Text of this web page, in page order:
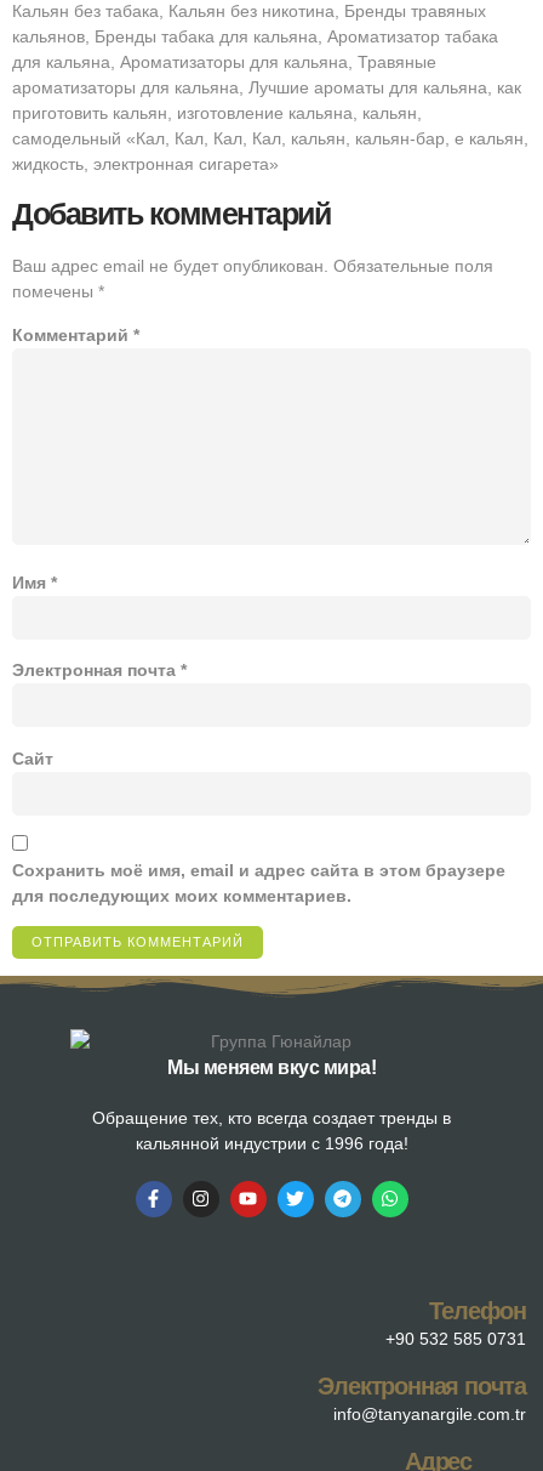
Кальян без табака, Кальян без никотина, Бренды травяных
кальянов, Бренды табака для кальяна, Ароматизатор табака
для кальяна, Ароматизаторы для кальяна, Травяные
ароматизаторы для кальяна, Лучшие ароматы для кальяна, как
приготовить кальян, изготовление кальяна, кальян,
самодельный «Кал, Кал, Кал, Кал, кальян, кальян-бар, е кальян,
жидкость, электронная сигарета»
Добавить комментарий
Ваш адрес email не будет опубликован. Обязательные поля
помечены *
Комментарий *
Имя *
Электронная почта *
Сайт
Сохранить моё имя, email и адрес сайта в этом браузере
для последующих моих комментариев.
Мы меняем вкус мира!
Обращение тех, кто всегда создает тренды в
кальянной индустрии с 1996 года!
Телефон
+90 532 585 0731
Электронная почта
info@tanyanargile.com.tr
Адрес